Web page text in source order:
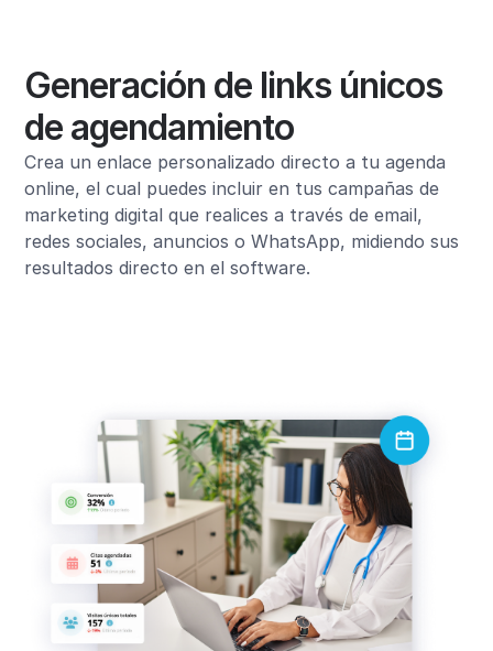
Generación de links únicos
de agendamiento
Crea un enlace personalizado directo a tu agenda
online, el cual puedes incluir en tus campañas de
marketing digital que realices a través de email,
redes sociales, anuncios o WhatsApp, midiendo sus
resultados directo en el software.